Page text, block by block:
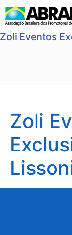
Zoli Eventos
Zoli